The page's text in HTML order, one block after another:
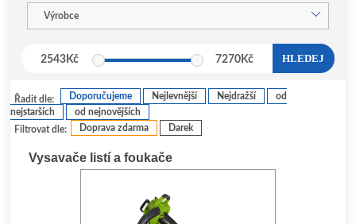
Výrobce
2543Kč 7270 Kč HLEDEJ
Filtrovat dle: Doprava zdarma Darek
Řadit dle: Doporučujeme Nejlevnější Nejdražší
od
nejstarších
od nejnovějších
Vysavače listí a foukače